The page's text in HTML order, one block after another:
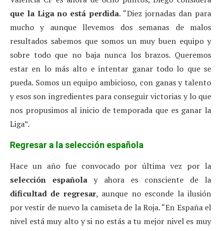
que la Liga no está perdida. “Diez jornadas dan para
mucho y aunque llevemos dos semanas de malos
resultados sabemos que somos un muy buen equipo y
sobre todo que no baja nunca los brazos. Queremos
estar en lo más alto e intentar ganar todo lo que se
pueda. Somos un equipo ambicioso, con ganas y talento
y esos son ingredientes para conseguir victorias y lo que
nos propusimos al inicio de temporada que es ganar la
Liga”.
Regresar a la selección española
Hace un año fue convocado por última vez por la
selección española y ahora es consciente de la
dificultad de regresar, aunque no esconde la ilusión
por vestir de nuevo la camiseta de la Roja. “En España el
nivel está muy alto y si no estás a tu mejor nivel es muy